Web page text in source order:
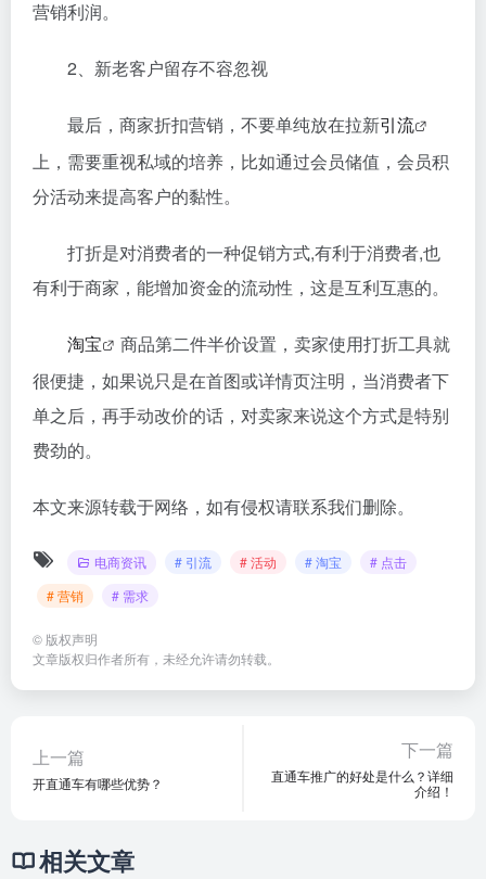
营销利润。
2、新老客户留存不容忽视
最后，商家折扣营销，不要单纯放在拉新引流
上，需要重视私域的培养，比如通过会员储值，会员积
分活动来提高客户的黏性。
打折是对消费者的一种促销方式,有利于消费者,也
有利于商家，能增加资金的流动性，这是互利互惠的。
淘宝
商品第二件半价设置，卖家使用打折工具就
很便捷，如果说只是在首图或详情页注明，当消费者下
单之后，再手动改价的话，对卖家来说这个方式是特别
费劲的。
本文来源转载于网络，如有侵权请联系我们删除。
电商资讯 # 引流 # 活动 # 淘宝
# 点击
# 营销
# 需求
© 版权声明
文章版权归作者所有，未经允许请勿转载。
上一篇
开直通车有哪些优势？
下一篇
直通车推广的好处是什么？详细
介绍！
相关文章